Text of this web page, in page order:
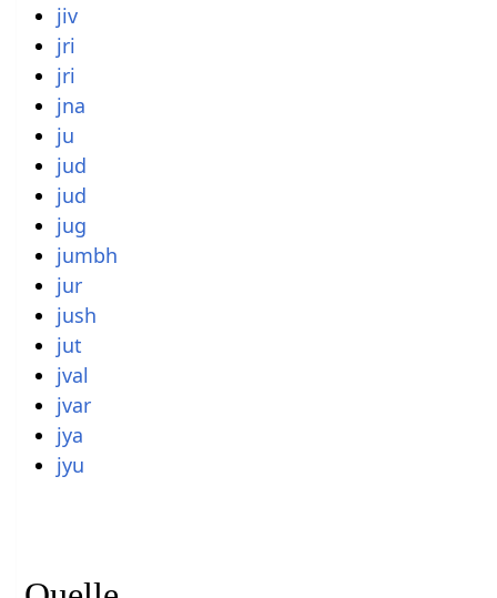
jiv
jri
jri
jna
ju
jud
jud
jug
jumbh
jur
jush
jut
jval
jvar
jya
jyu